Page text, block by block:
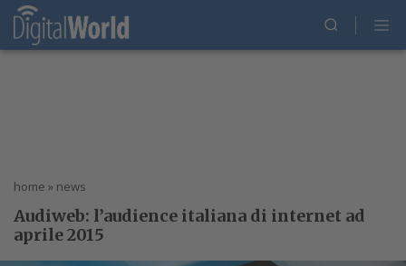
home » news
Audiweb: l’audience italiana di internet ad
aprile 2015